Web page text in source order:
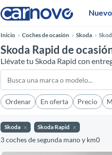
Nuevo
Inicio Coches de ocasión Skoda
Skoda Rapid de
Llévate tu Skoda Rapid con
Ordenar En oferta Precio
Skoda Skoda Rapid
3 coches de segunda mano y km0